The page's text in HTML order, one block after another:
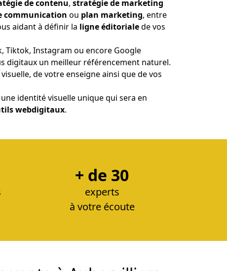
de contenu, stratégie de marketing
communication ou plan marketing, entre
aidant à définir la ligne éditorialede vos
Tiktok, Instagram ou encore Google
digitaux un meilleur référencement naturel.
de votre enseigne ainsi que de vos
identité visuelle unique qui sera en
webdigitaux.
+ de 30
experts
à votre écoute